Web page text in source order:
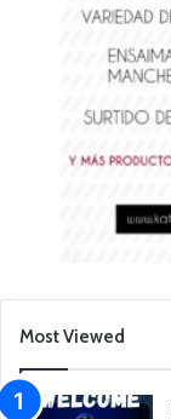
Most Viewed